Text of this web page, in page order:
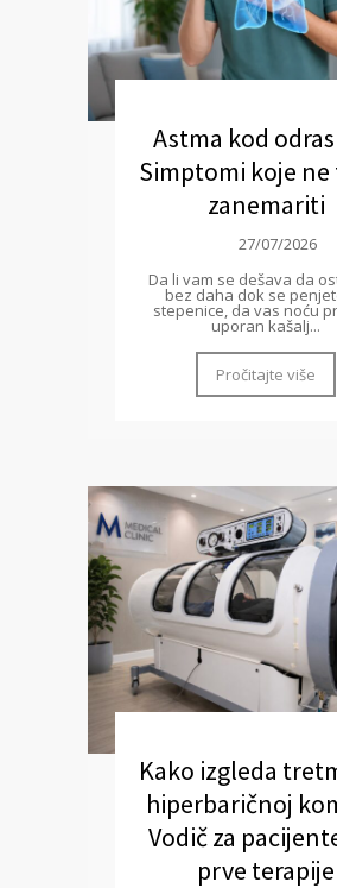
Astma kod
Simptomi koje ne
zanemariti
27/07/2026
Da li vam se dešava da
bez daha dok se
stepenice, da vas noću
uporan kašalj...
Pročitajte više
Kako izgleda
hiperbaričnoj
Vodič za
prve terapije